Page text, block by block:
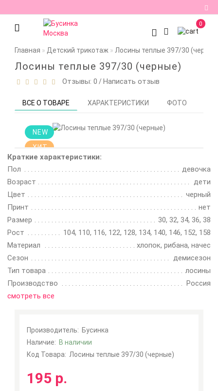
Регистрация
Авторизация
0
Главная Детский трикотаж Лосины теплые 397/30
Лосины теплые 397/30 (черные)
Отзывы: 0 /Написать отзыв
ВСЕ О ТОВАРЕ ХАРАКТЕРИСТИКИ ФОТО
NEW
ХИТ
Краткие характеристики:
Пол
девочка
Возраст
дети
Цвет
черный
Принт
нет
Размер
30, 32, 34, 36, 38
Рост
104, 110, 116, 122, 128, 134, 140, 146, 152, 158
Материал
хлопок, рибана, начес
Сезон
демисезон
Тип товара
лосины
Производство
Россия
смотреть все
Производитель: Бусинка
Наличие: В наличии
Код Товара: Лосины теплые 397/30 (черные)
195 р.